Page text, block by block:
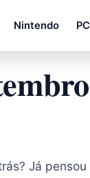
Nintendo PC
Já pensou